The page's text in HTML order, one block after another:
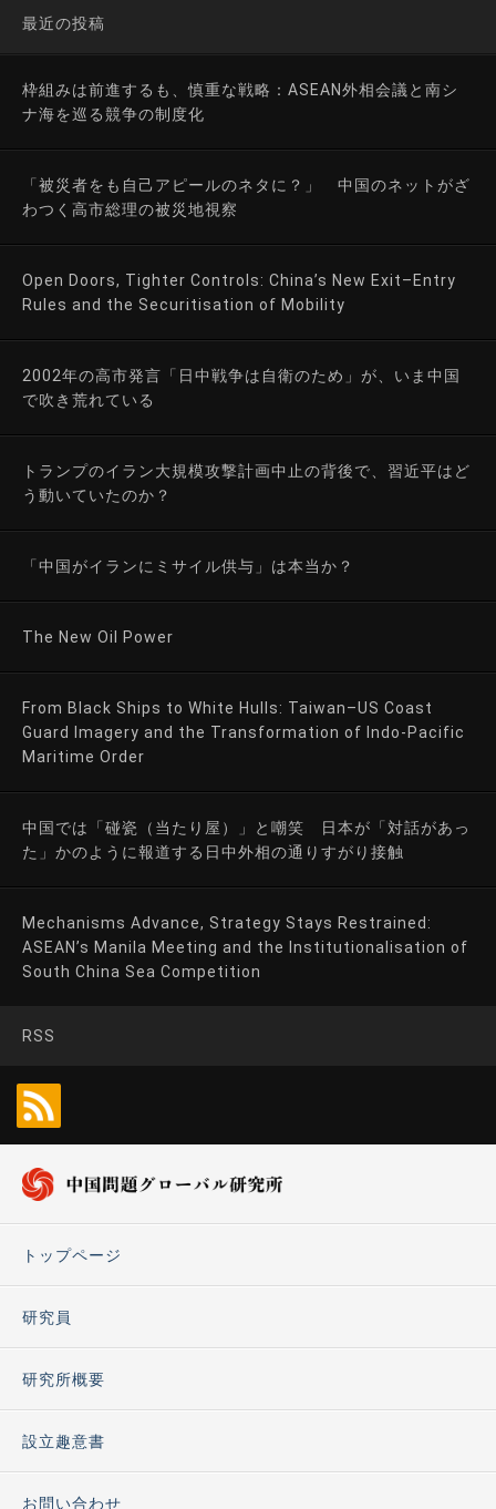
最近の投稿
枠組みは前進するも、慎重な戦略：ASEAN外相会議と南シ
ナ海を巡る競争の制度化
「被災者をも自己アピールのネタに？」 中国のネットがざ
わつく高市総理の被災地視察
Open Doors, Tighter Controls: China’s New Exit–Entry
Rules and the Securitisation of Mobility
2002年の高市発言「日中戦争は自衛のため」が、いま中国
で吹き荒れている
トランプのイラン大規模攻撃計画中止の背後で、習近平はど
う動いていたのか？
「中国がイランにミサイル供与」は本当か？
The New Oil Power
From Black Ships to White Hulls: Taiwan–US Coast
Guard Imagery and the Transformation of Indo-Pacific
Maritime Order
中国では「碰瓷（当たり屋）」と嘲笑 日本が「対話があっ
た」かのように報道する日中外相の通りすがり接触
Mechanisms Advance, Strategy Stays Restrained:
ASEAN’s Manila Meeting and the Institutionalisation of
South China Sea Competition
RSS
トップページ
研究員
研究所概要
設立趣意書
お問い合わせ